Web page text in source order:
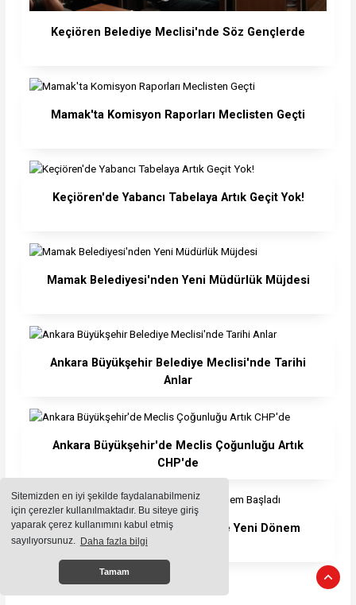
Sitemizden en iyi şekilde faydalanabilmeniz
için çerezler kullanılmaktadır. Bu siteye giriş
yaparak çerez kullanımını kabul etmiş
sayılıyorsunuz. Daha fazla bilgi
Tamam
Keçiören Belediye Meclisi'nde Söz Gençlerde
Mamak'ta Komisyon Raporları Meclisten Geçti
Keçiören'de Yabancı Tabelaya Artık Geçit Yok!
Mamak Belediyesi'nden Yeni Müdürlük Müjdesi
Ankara Büyükşehir Belediye Meclisi'nde Tarihi
Anlar
Ankara Büyükşehir'de Meclis Çoğunluğu Artık
CHP'de
Etimesgut Belediye Meclisi'nde Yeni Dönem